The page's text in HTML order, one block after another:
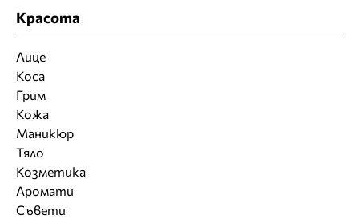
Красота
Лице
Коса
Грим
Кожа
Маникюр
Тяло
Козметика
Аромати
Съвети